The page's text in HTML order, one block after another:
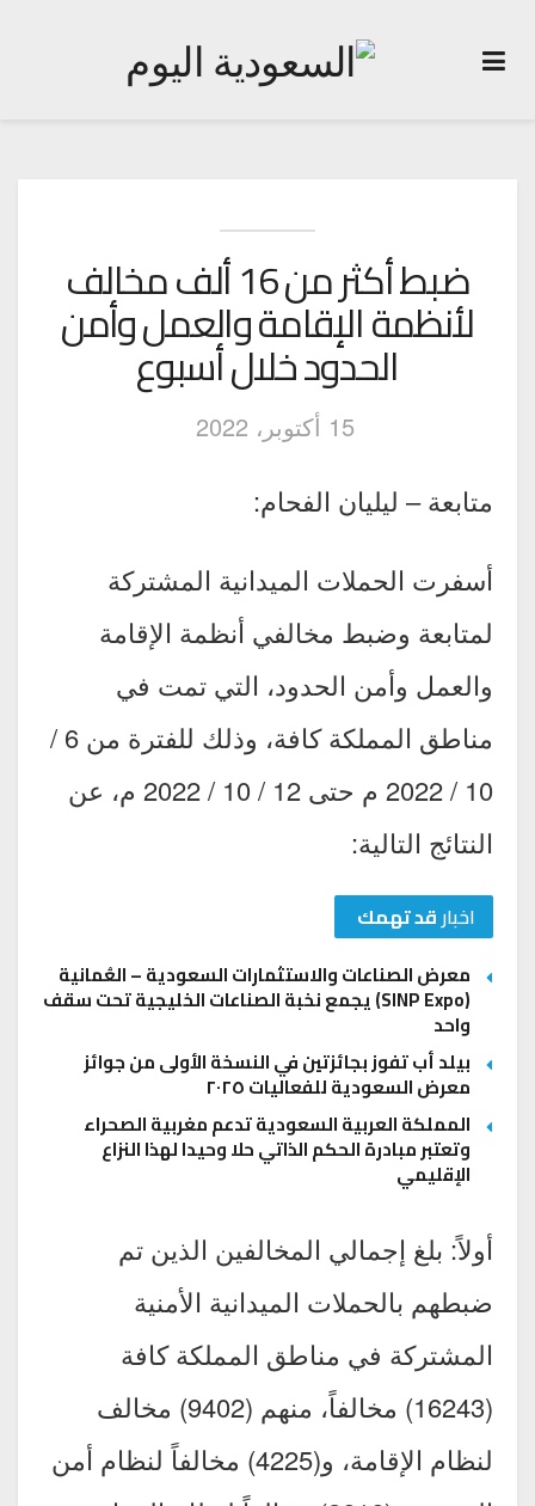
ضبط أكثر من 16 ألف مخالف
لأنظمة الإقامة والعمل وأمن
الحدود خلال أسبوع
15 أكتوبر، 2022
متابعة – ليليان الفحام:
أسفرت الحملات الميدانية المشتركة
لمتابعة وضبط مخالفي أنظمة الإقامة
والعمل وأمن الحدود، التي تمت في
مناطق المملكة كافة، وذلك للفترة من 6 /
10 / 2022 م حتى 12 / 10 / 2022 م، عن
النتائج التالية:
اخبارقد تهمك
معرض الصناعات والاستثمارات السعودية – العُمانية
(SINP Expo) يجمع نخبة الصناعات الخليجية تحت سقف
واحد
بيلد أب تفوز بجائزتين في النسخة الأولى من جوائز
معرض السعودية للفعاليات ٢٠٢٥
المملكة العربية السعودية تدعم مغربية الصحراء
وتعتبر مبادرة الحكم الذاتي حلا وحيدا لهذا النزاع
الإقليمي
أولاً: بلغ إجمالي المخالفين الذين تم
ضبطهم بالحملات الميدانية الأمنية
المشتركة في مناطق المملكة كافة
(16243) مخالفاً، منهم (9402) مخالف
لنظام الإقامة، و(4225) مخالفاً لنظام أمن